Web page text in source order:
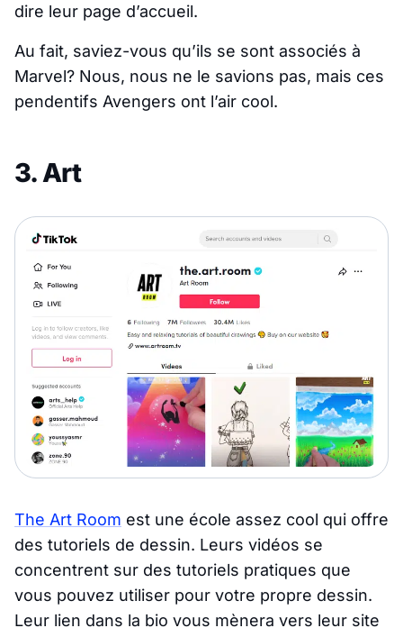
dire leur page d’accueil.
Au fait, saviez-vous qu’ils se sont associés à
Marvel? Nous, nous ne le savions pas, mais ces
pendentifs Avengers ont l’air cool.
3. Art
The Art Room est une école assez cool qui offre
des tutoriels de dessin. Leurs vidéos se
concentrent sur des tutoriels pratiques que
vous pouvez utiliser pour votre propre dessin.
Leur lien dans la bio vous mènera vers leur site